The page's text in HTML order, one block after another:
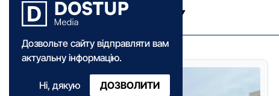
Дозвольте сайту відправляти вам
актуальну інформацію.
Ні, дякую ДОЗВОЛИТИ
АКЦІЇ ПРОТЕСТУ